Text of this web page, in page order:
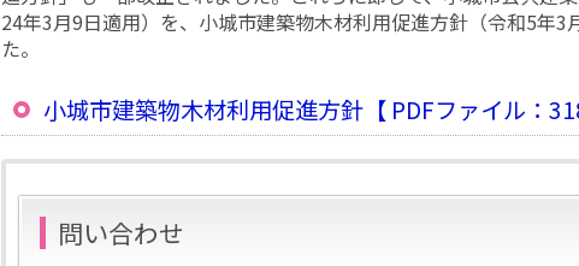
24年3月9日適用）を、小城市建築物木材利用促進方針（令和5年3
た。
小城市建築物木材利用促進方針【 PDFファイル：
問い合わせ